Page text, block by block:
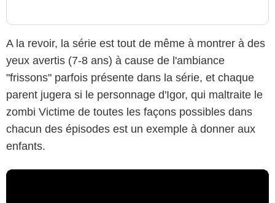
A la revoir, la série est tout de même à montrer à des
yeux avertis (7-8 ans) à cause de l'ambiance
"frissons" parfois présente dans la série, et chaque
parent jugera si le personnage d'Igor, qui maltraite le
zombi Victime de toutes les façons possibles dans
chacun des épisodes est un exemple à donner aux
enfants.